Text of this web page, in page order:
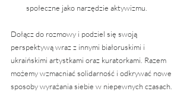
społeczne jako narzędzie aktywizmu.
Dołącz do rozmowy i podziel się swoją
perspektywą wraz z innymi białoruskimi i
ukraińskimi artystkami oraz kuratorkami. Razem
możemy wzmacniać solidarność i odkrywać nowe
sposoby wyrażania siebie w niepewnych czasach.